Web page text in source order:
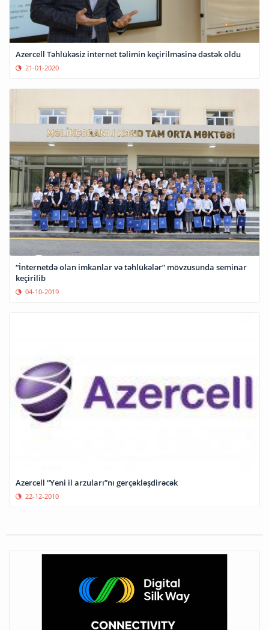
Azercell Təhlükəsiz internet təlimin keçirilməsinə dəstək oldu
21-01-2020
“İnternetdə olan imkanlar və təhlükələr” mövzusunda seminar
keçirilib
04-10-2019
Azercell “Yeni il arzuları”nı gerçəkləşdirəcək
22-12-2010